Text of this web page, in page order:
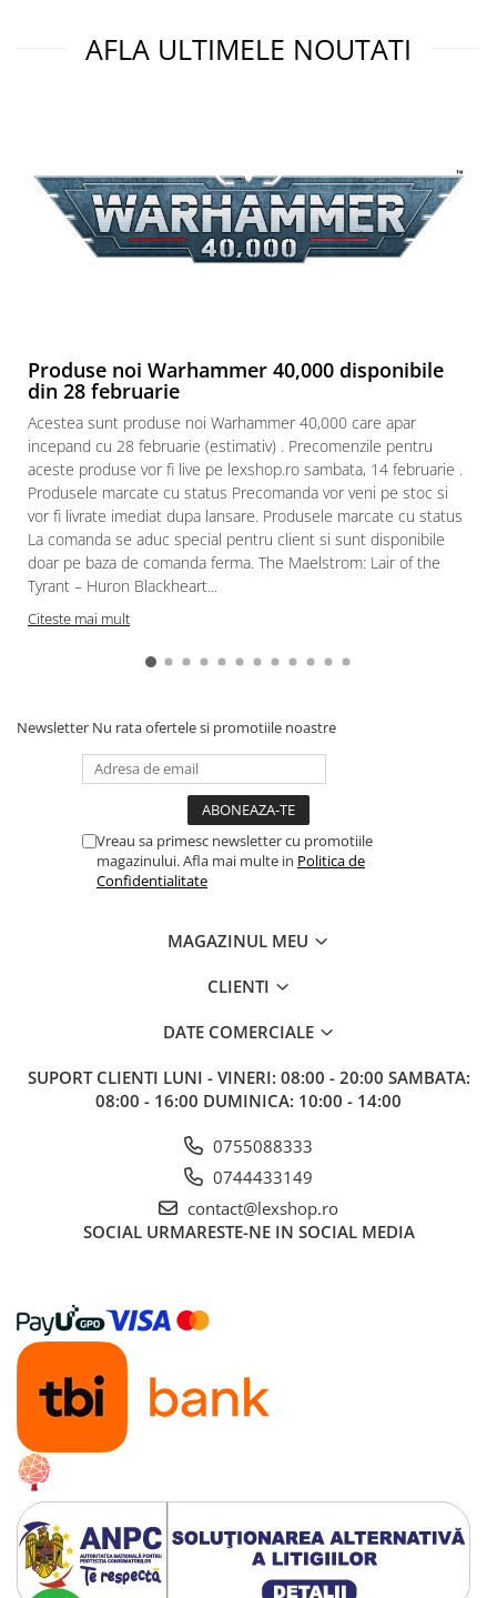
Puzzle 2 in 1
Puzzle 150 piese
Puzzle 1000 piese fluorescent
Puzzle din lemn
Puzzle-uri metalice si logice
Puzzle 3 in 1
Puzzle 350 piese
Puzzle 275 piese
Puzzle 550 piese
Warhammer
Warhammer 40K
Age of Sigmar
Paints & Tools
Accesorii
Friday The 13th
Marvel Univers
Anime
Altele
Screens
Nolzur
Premium
Board games
Harti
Teren
Alte RPG
LEGO
AFLA ULTIMELE NOUTATI
Produse noi Warhammer 40,000 disponibile
din 28 februarie
Acestea sunt produse noi Warhammer 40,000 care apar
incepand cu 28 februarie (estimativ) . Precomenzile pentru
aceste produse vor fi live pe lexshop.ro sambata, 14 februarie .
Produsele marcate cu status Precomanda vor veni pe stoc si
vor fi livrate imediat dupa lansare. Produsele marcate cu status
La comanda se aduc special pentru client si sunt disponibile
doar pe baza de comanda ferma. The Maelstrom: Lair of the
Tyrant – Huron Blackheart...
Citeste mai mult
Newsletter Nu rata ofertele si promotiile noastre
Vreau sa primesc newsletter cu promotiile
magazinului. Afla mai multe in Politica de
Confidentialitate
MAGAZINUL MEU
CLIENTI
DATE COMERCIALE
SUPORT CLIENTI LUNI - VINERI: 08:00 - 20:00 SAMBATA:
08:00 - 16:00 DUMINICA: 10:00 - 14:00
0755088333
0744433149
contact@lexshop.ro
SOCIAL URMARESTE-NE IN SOCIAL MEDIA